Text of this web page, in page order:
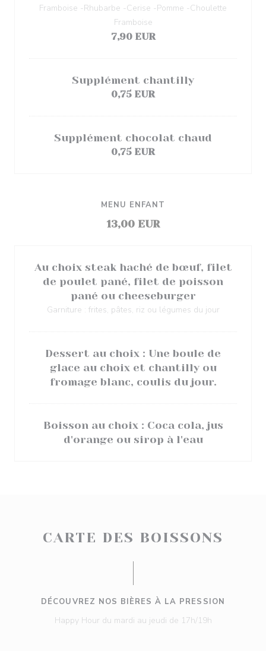
Framboise -Rhubarbe -Cerise -Pomme -Choulette
Framboise
7,90 EUR
Supplément chantilly
0,75 EUR
Supplément chocolat chaud
0,75 EUR
MENU ENFANT
13,00 EUR
Au choix steak haché de bœuf, filet
de poulet pané, filet de poisson
pané ou cheeseburger
Garniture : frites, pâtes, riz ou légumes du jour
Dessert au choix : Une boule de
glace au choix et chantilly ou
fromage blanc, coulis du jour.
Boisson au choix : Coca cola, jus
d'orange ou sirop à l'eau
CARTE DES BOISSONS
DÉCOUVREZ NOS BIÈRES À LA PRESSION
Happy Hour du mardi au jeudi de 17h/19h